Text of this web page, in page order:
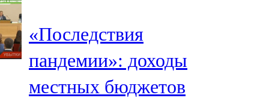
104,7 FM
Олы Әтнә
«Последствия
пандемии»: доходы
местных бюджетов